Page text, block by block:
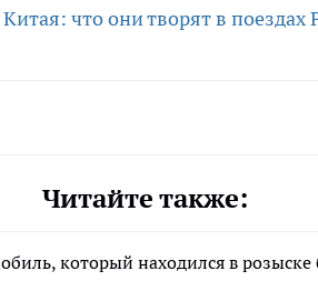
Китая: что они творят в
Читайте также:
который находился в розыске